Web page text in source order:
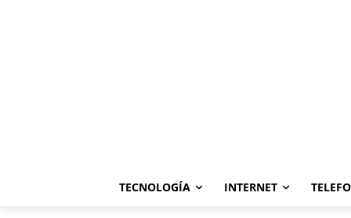
TECNOLOGÍA INTERNET